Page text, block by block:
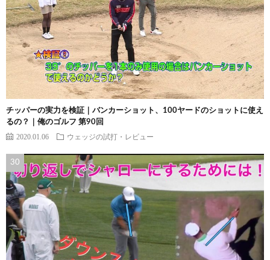
チッパーの実力を検証｜バンカーショット、100ヤードのショットに使え
るの？｜俺のゴルフ 第90回
2020.01.06 ウェッジの試打・レビュー